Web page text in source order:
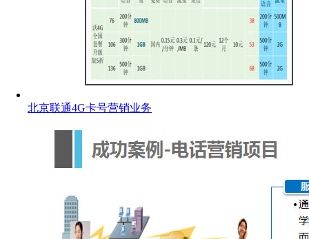
北京联通4G卡号营销业务